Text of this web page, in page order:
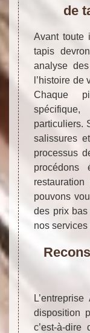
de
Avant toute
tapis
analyse
l’histoire
Chaque
particuliers.
salissures
processus
pouvons
des prix bas
nos services
disposition
c’est-à-